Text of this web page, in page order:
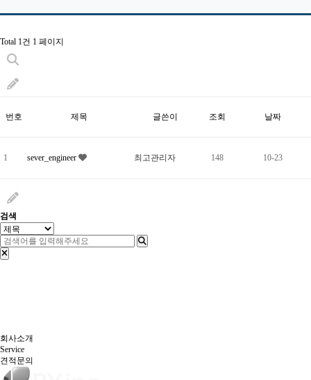
Total 1건 1 페이지
번호 제목 글쓴이 조회 날짜
1 sever_engineer 최고관리자 148 10-23
검색
회사소개
Service
견적문의